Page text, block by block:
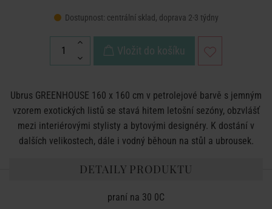
Dostupnost: centrální sklad, doprava 2-3 týdny
Vložit do košíku
Ubrus GREENHOUSE 160 x 160 cm v petrolejové barvě s jemným
vzorem exotických listů se stavá hitem letošní sezóny, obzvlášť
mezi interiérovými stylisty a bytovými designéry. K dostání v
dalších velikostech, dále i vodný běhoun na stůl a ubrousek.
DETAILY PRODUKTU
praní na 30 0C